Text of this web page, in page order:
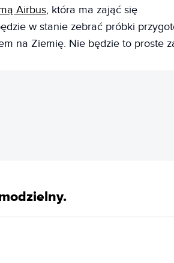
Airbus, która ma zająć się
w stanie zebrać próbki
na Ziemię. Nie będzie to proste